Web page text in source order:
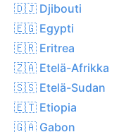
🇩🇯 Djibouti
🇪🇬 Egypti
🇪🇷 Eritrea
🇿🇦 Etelä-Afrikka
🇸🇸 Etelä-Sudan
🇪🇹 Etiopia
🇬🇦 Gabon